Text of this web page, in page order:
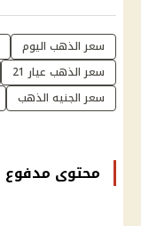
سعر الذهب اليوم
سعر الذهب عيار 21
سعر الجنيه الذهب
محتوى مدفوع